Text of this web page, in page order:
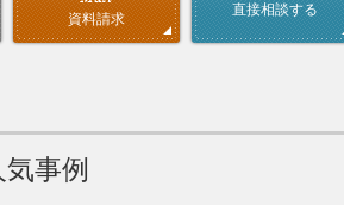
資料請求
直接相談する
事例